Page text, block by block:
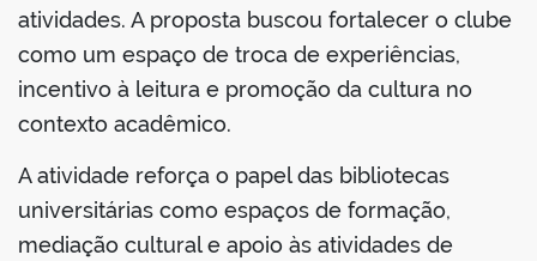
atividades. A proposta buscou fortalecer o clube
como um espaço de troca de experiências,
incentivo à leitura e promoção da cultura no
contexto acadêmico.
A atividade reforça o papel das bibliotecas
universitárias como espaços de formação,
mediação cultural e apoio às atividades de